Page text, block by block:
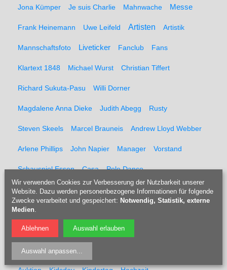
Jona Kümper Je suis Charlie Mahnwache Messe
Frank Heinemann Uwe Leifeld Artisten Artistik
Mannschaftsfoto Liveticker Fanclub Fans
Klartext 1848 Michael Wurst Christian Tiffert
Richard Sukuta-Pasu Willi Dorner
Magdalene Anna Dieke Judith Abegg Rusty
Steven Skeels Marcel Brauneis Andrew Lloyd Webber
Arlene Phillips John Napier Manager Vorstand
Schauspiel Essen Casa Pole Dance
Marc-Oliver Krampe Lisa Jopt Catharina König
Fraences Funk
Finale Wembley Mathias Schober
Franz Beckenbauer
Wir verwenden Cookies zur Verbesserung der Nutzbarkeit unserer
Website. Dazu werden personenbezogene Informationen für folgende
Zwecke verarbeitet und gespeichert: Notwendig, Statistik, externe
Medien.
Ablehnen Auswahl erlauben
Auswahl anpassen...